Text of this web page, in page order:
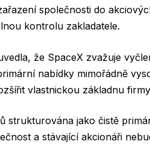
společnosti do
kontrolu zakladatele.
že SpaceX zvažuje
nabídky mimořádně
vlastnickou základnu
strukturována jako čistě
a stávající akcionáři